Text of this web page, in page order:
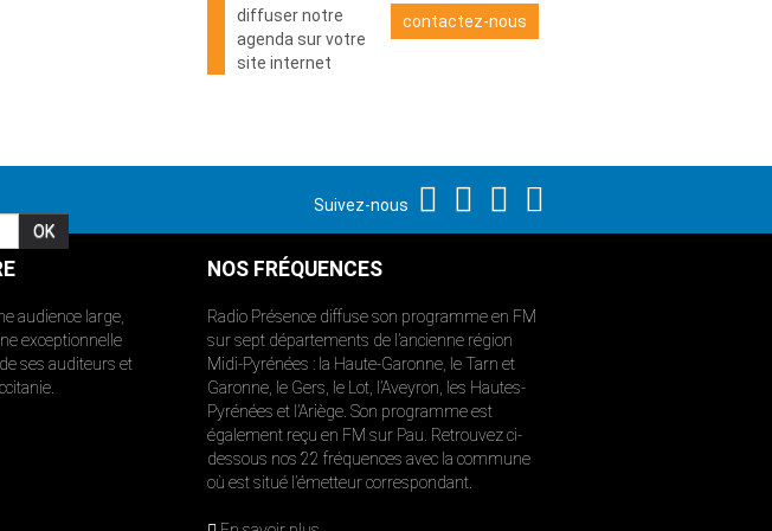
diffuser notre
agenda sur votre
site internet
contactez-nous
Suivez-nous
audience large,
exceptionnelle
ses auditeurs et
NOS FRÉQUENCES
Radio Présence diffuse son programme en FM
sur sept départements de l’ancienne région
Midi-Pyrénées : la Haute-Garonne, le Tarn et
Garonne, le Gers, le Lot, l’Aveyron, les Hautes-
Pyrénées et l’Ariège. Son programme est
également reçu en FM sur Pau. Retrouvez ci-
dessous nos 22 fréquences avec la commune
où est situé l’émetteur correspondant.